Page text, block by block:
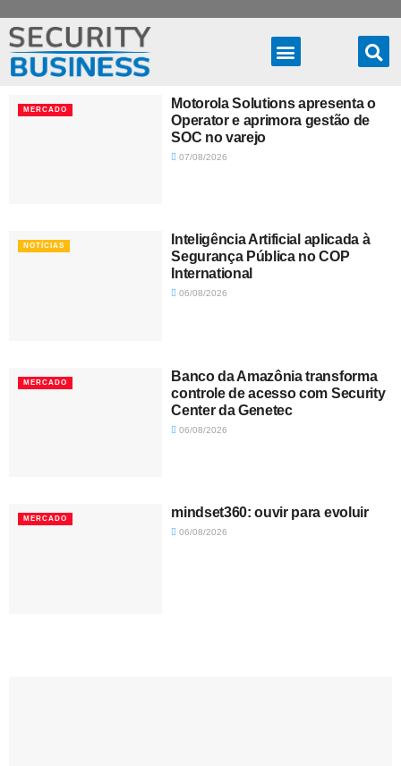
MERCADO
Motorola Solutions apresenta o
Operator e aprimora gestão de
SOC no varejo
07/08/2026
NOTÍCIAS
Inteligência Artificial aplicada à
Segurança Pública no COP
International
06/08/2026
MERCADO
Banco da Amazônia transforma
controle de acesso com Security
Center da Genetec
06/08/2026
MERCADO mindset360: ouvir para evoluir
06/08/2026